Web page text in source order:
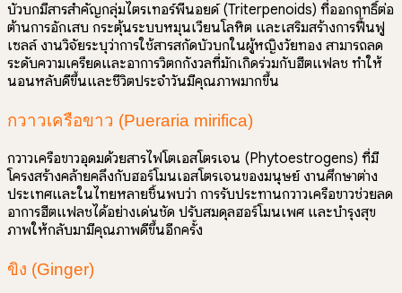
บัวบกมีสารสำคัญกลุ่มไตรเทอร์พีนอยด์ (Triterpenoids) ที่ออกฤทธิ์ต่อ
ต้านการอักเสบ กระตุ้นระบบหมุนเวียนโลหิต และเสริมสร้างการฟื้นฟู
เซลล์ งานวิจัยระบุว่าการใช้สารสกัดบัวบกในผู้หญิงวัยทอง สามารถลด
ระดับความเครียดและอาการวิตกกังวลที่มักเกิดร่วมกับฮีตแฟลช ทำให้
นอนหลับดีขึ้นและชีวิตประจำวันมีคุณภาพมากขึ้น
กวาวเครือขาว (Pueraria mirifica)
กวาวเครือขาวอุดมด้วยสารไฟโตเอสโตรเจน (Phytoestrogens) ที่มี
โครงสร้างคล้ายคลึงกับฮอร์โมนเอสโตรเจนของมนุษย์ งานศึกษาต่าง
ประเทศและในไทยหลายชิ้นพบว่า การรับประทานกวาวเครือขาวช่วยลด
อาการฮีตแฟลชได้อย่างเด่นชัด ปรับสมดุลฮอร์โมนเพศ และบำรุงสุข
ภาพให้กลับมามีคุณภาพดีขึ้นอีกครั้ง
ขิง (Ginger)